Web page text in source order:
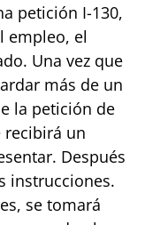
petición I-130,
empleo, el
Una vez que
más de un
la petición de
un
Después
instrucciones.
se tomará